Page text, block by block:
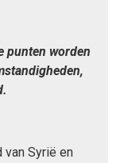
punten worden
van Syrië en